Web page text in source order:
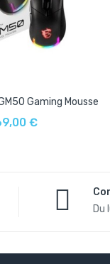
Gaming Mousse
€
Du